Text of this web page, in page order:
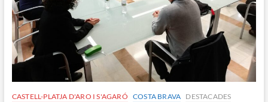
CASTELL-PLATJA D'ARO I S'AGARÓ COSTA BRAVA DESTACADES